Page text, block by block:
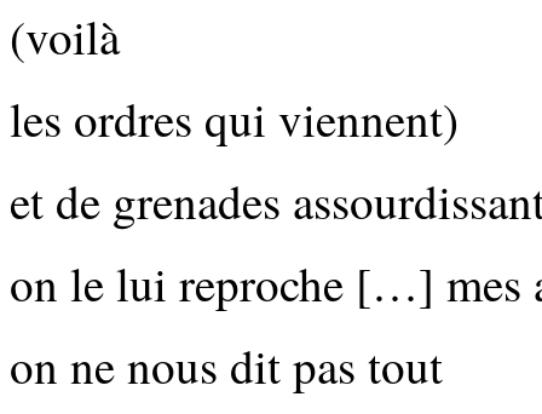
(voilà
les ordres qui viennent)
et de grenades
on le lui reproche […] mes
on ne nous dit pas tout